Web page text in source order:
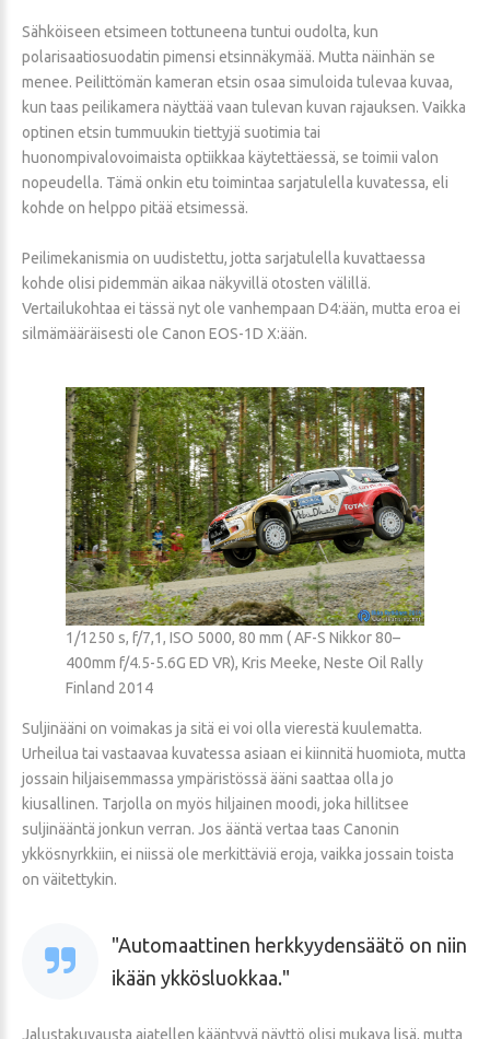
Sähköiseen etsimeen tottuneena tuntui oudolta, kun
polarisaatiosuodatin pimensi etsinnäkymää. Mutta näinhän se
menee. Peilittömän kameran etsin osaa simuloida tulevaa kuvaa,
kun taas peilikamera näyttää vaan tulevan kuvan rajauksen. Vaikka
optinen etsin tummuukin tiettyjä suotimia tai
huonompivalovoimaista optiikkaa käytettäessä, se toimii valon
nopeudella. Tämä onkin etu toimintaa sarjatulella kuvatessa, eli
kohde on helppo pitää etsimessä.
Peilimekanismia on uudistettu, jotta sarjatulella kuvattaessa
kohde olisi pidemmän aikaa näkyvillä otosten välillä.
Vertailukohtaa ei tässä nyt ole vanhempaan D4:ään, mutta eroa ei
silmämääräisesti ole Canon EOS-1D X:ään.
1/1250 s, f/7,1, ISO 5000, 80 mm ( AF-S Nikkor 80–
400mm f/4.5-5.6G ED VR), Kris Meeke, Neste Oil Rally
Finland 2014
Suljinääni on voimakas ja sitä ei voi olla vierestä kuulematta.
Urheilua tai vastaavaa kuvatessa asiaan ei kiinnitä huomiota, mutta
jossain hiljaisemmassa ympäristössä ääni saattaa olla jo
kiusallinen. Tarjolla on myös hiljainen moodi, joka hillitsee
suljinääntä jonkun verran. Jos ääntä vertaa taas Canonin
ykkösnyrkkiin, ei niissä ole merkittäviä eroja, vaikka jossain toista
on väitettykin.
Automaattinen herkkyydensäätö on niin
ikään ykkösluokkaa.
Jalustakuvausta ajatellen kääntyvä näyttö olisi mukava lisä, mutta